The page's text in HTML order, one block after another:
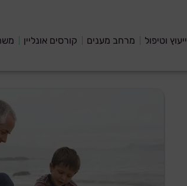
ייעוץ וטיפול מרחב מענים קורסים אונליין